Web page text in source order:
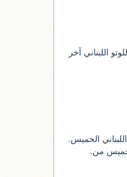
اللبناني آخر
اخر لوتو ارقام السحب الأرقام الستة الاساسية الخميس 2012-09-27 اللبناني الخميس.